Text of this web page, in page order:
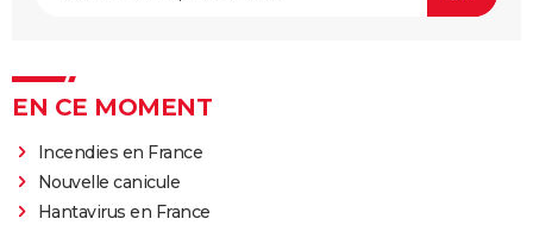
EN CE MOMENT
Incendies en France
Nouvelle canicule
Hantavirus en France